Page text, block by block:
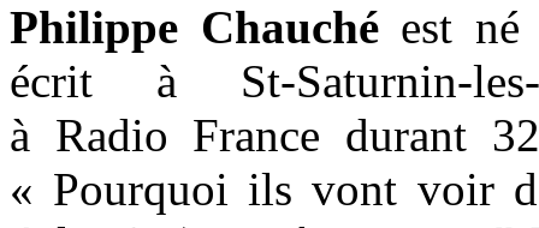
Philippe Chauchéest né
écrit à St-Saturnin-
à Radio France durant
« Pourquoi ils vont voir